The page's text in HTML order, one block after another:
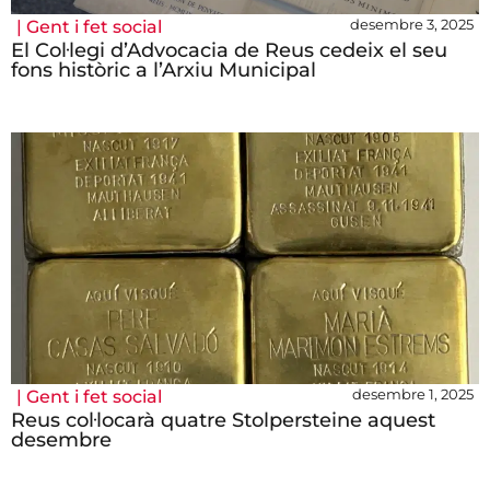
| Gent i fet social desembre 3, 2025
El Col·legi d’Advocacia de Reus cedeix el seu
fons històric a l’Arxiu Municipal
| Gent i fet social desembre 1, 2025
Reus col·locarà quatre Stolpersteine aquest
desembre